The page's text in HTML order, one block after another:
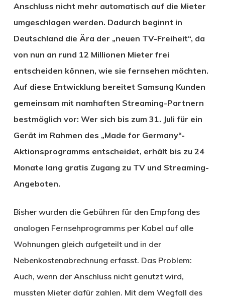
Anschluss nicht mehr automatisch auf die Mieter
umgeschlagen werden. Dadurch beginnt in
Deutschland die Ära der „neuen TV-Freiheit“, da
von nun an rund 12 Millionen Mieter frei
entscheiden können, wie sie fernsehen möchten.
Auf diese Entwicklung bereitet Samsung Kunden
gemeinsam mit namhaften Streaming-Partnern
bestmöglich vor: Wer sich bis zum 31. Juli für ein
Gerät im Rahmen des „Made for Germany“-
Aktionsprogramms entscheidet, erhält bis zu 24
Monate lang gratis Zugang zu TV und Streaming-
Angeboten.
Bisher wurden die Gebühren für den Empfang des
analogen Fernsehprogramms per Kabel auf alle
Wohnungen gleich aufgeteilt und in der
Nebenkostenabrechnung erfasst. Das Problem:
Auch, wenn der Anschluss nicht genutzt wird,
mussten Mieter dafür zahlen. Mit dem Wegfall des